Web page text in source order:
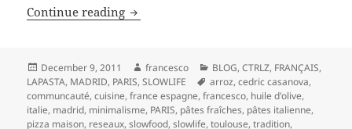
Continue reading Les bonnes choses de V et F + les autres
Posted
on
December 9, 2011 Author
francesco Categories
BLOG,CTRLZ, FRANÇAIS,
LAPASTA, MADRID, PARIS,SLOWLIFE Tags
arroz,cedric casanova,
communcauté,cuisine,france espagne,francesco, huile d'olive,
italie, madrid, minimalisme, PARIS, pâtes fraîches, pâtes italienne,
pizza maison, reseaux,slowfood,slowlife,toulouse,tradition,